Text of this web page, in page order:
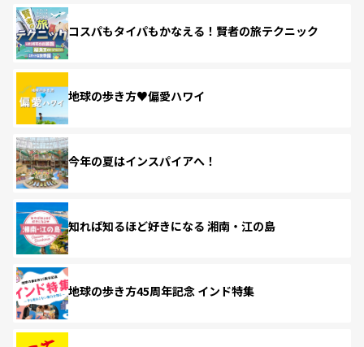
コスパもタイパもかなえる！賢者の旅テクニック
地球の歩き方♥偏愛ハワイ
今年の夏はインスパイアへ！
知れば知るほど好きになる 湘南・江の島
地球の歩き方45周年記念 インド特集